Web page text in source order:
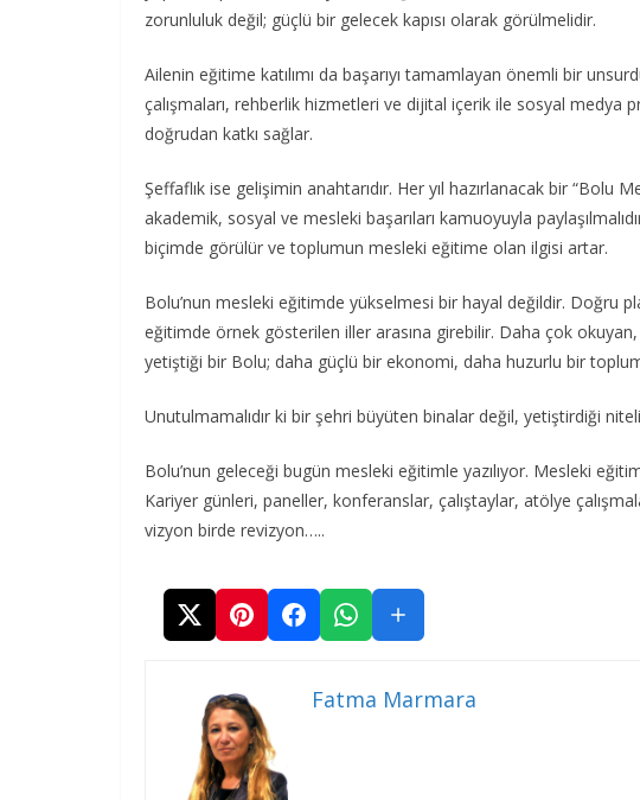
zorunluluk değil; güçlü bir gelecek kapısı olarak görülmelidir.
Ailenin eğitime katılımı da başarıyı tamamlayan önemli bir
çalışmaları, rehberlik hizmetleri ve dijital içerik ile sosyal medya
doğrudan katkı sağlar.
Şeffaflık ise gelişimin anahtarıdır. Her yıl hazırlanacak bir “Bolu
akademik, sosyal ve mesleki başarıları kamuoyuyla
biçimde görülür ve toplumun mesleki eğitime olan ilgisi artar.
Bolu’nun mesleki eğitimde yükselmesi bir hayal değildir. Doğru
eğitimde örnek gösterilen iller arasına girebilir. Daha çok
yetiştiği bir Bolu; daha güçlü bir ekonomi, daha huzurlu bir
Unutulmamalıdır ki bir şehri büyüten binalar değil, yetiştirdiği
Bolu’nun geleceği bugün mesleki eğitimle yazılıyor. Mesleki
Kariyer günleri, paneller, konferanslar, çalıştaylar, atölye
vizyon birde revizyon…..
Fatma Marmara